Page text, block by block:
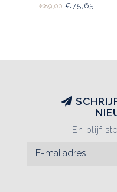
€89,00€75,65
En blijf